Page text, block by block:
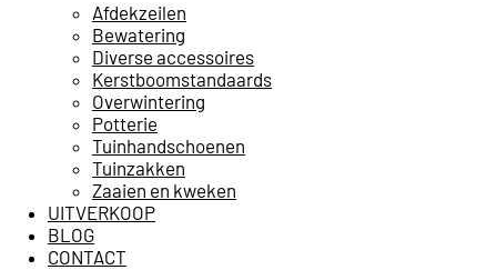
Afdekzeilen
Bewatering
Diverse accessoires
Kerstboomstandaards
Overwintering
Potterie
Tuinhandschoenen
Tuinzakken
Zaaien en kweken
UITVERKOOP
BLOG
CONTACT